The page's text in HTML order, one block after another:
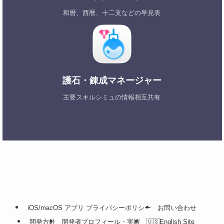
和暦、西暦、十二支などの早見表
護石・錬成マネージャー
主要スキルシミュの情報相互共有
iOS/macOS アプリ プライバシーポリシー
お問い合わせ
開発方針
開発者プロフィール・実績 🇺🇸English Site